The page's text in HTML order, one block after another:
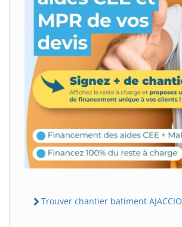
Trouver chantier batiment AJACCIO